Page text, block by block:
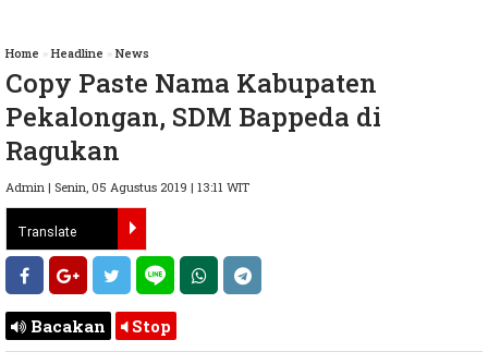
Home » Headline » News
Copy Paste Nama Kabupaten
Pekalongan, SDM Bappeda di
Ragukan
Admin | Senin, 05 Agustus 2019 | 13:11 WIT
Bacakan Stop